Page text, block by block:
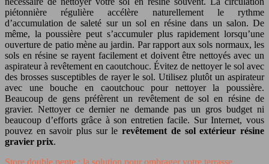
piétonnière régulière accélère naturellement le rythme
d’accumulation de saleté sur un sol en résine dans un salon. De
même, la poussière peut s’accumuler plus rapidement lorsqu’une
ouverture de patio mène au jardin. Par rapport aux sols normaux, les
sols en résine se rayent facilement et doivent être nettoyés avec un
aspirateur à revêtement en caoutchouc. Évitez de nettoyer le sol avec
des brosses susceptibles de rayer le sol. Utilisez plutôt un aspirateur
avec une bouche en caoutchouc pour nettoyer la poussière.
Beaucoup de gens préfèrent un revêtement de sol en résine de
gravier. Nettoyer ce dernier ne demande pas un gros budget ni
beaucoup d’efforts grâce à son entretien facile. Sur Internet, vous
pouvez en savoir plus sur lerevêtement de sol extérieur résine
gravier prix.